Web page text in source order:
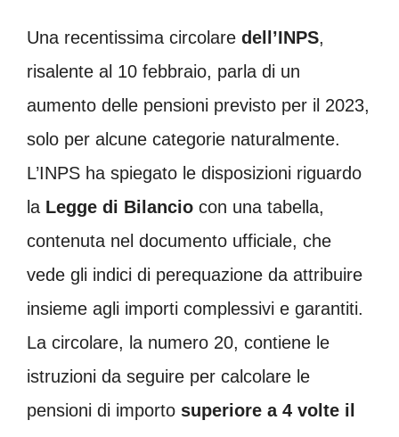
Una recentissima circolare dell’INPS,
risalente al 10 febbraio, parla di un
aumento delle pensioni previsto per il 2023,
solo per alcune categorie naturalmente.
L’INPS ha spiegato le disposizioni riguardo
la Legge di Bilancio con una tabella,
contenuta nel documento ufficiale, che
vede gli indici di perequazione da attribuire
insieme agli importi complessivi e garantiti.
La circolare, la numero 20, contiene le
istruzioni da seguire per calcolare le
pensioni di importo superiore a 4 volte il